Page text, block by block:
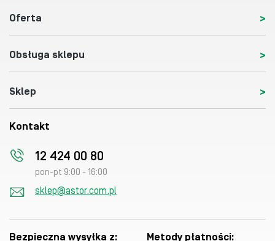
Oferta
Obsługa sklepu
Sklep
Kontakt
12 424 00 80
pon-pt 9:00 - 16:00
sklep@astor.com.pl
Bezpieczna wysyłka z: Metody płatności: